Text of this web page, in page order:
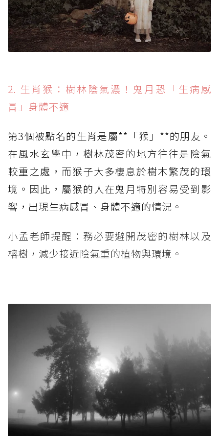
2. 生肖猴：樹林陰氣濃！鬼月恐「生病感
冒」身體不適
第3個被點名的生肖是屬**「猴」**的朋友。
在風水玄學中，樹林茂密的地方往往是陰氣
較重之處，而猴子大多棲息於樹木繁茂的環
境。因此，屬猴的人在鬼月特別容易受到影
響，出現生病感冒、身體不適的情況。
小孟老師提醒：務必要避開茂密的樹林以及
榕樹，減少接近陰氣重的植物與環境。